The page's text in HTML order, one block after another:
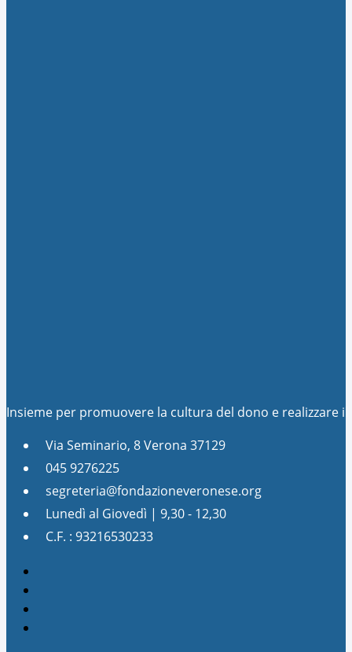
Insieme per promuovere la cultura del dono e realizzare
Via Seminario, 8 Verona 37129
045 9276225
segreteria@fondazioneveronese.org
Lunedì al Giovedì | 9,30 - 12,30
C.F. : 93216530233